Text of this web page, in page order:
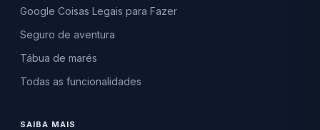
Google Coisas Legais para Fazer
Seguro de aventura
Tábua de marés
Todas as funcionalidades
SAIBA MAIS